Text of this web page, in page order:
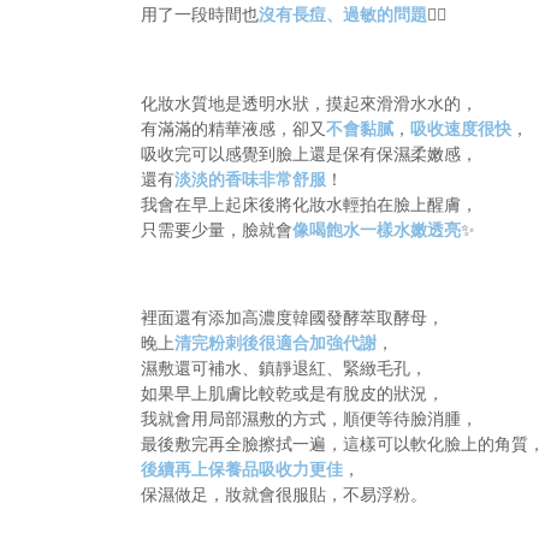
用了一段時間也沒有長痘、過敏的問題👍🏻
化妝水質地是透明水狀，摸起來滑滑水水的，
有滿滿的精華液感，卻又不會黏膩 ， 吸收速度很快 ，
吸收完可以感覺到臉上還是保有保濕柔嫩感，
還有淡淡的香味非常舒服 ！
我會在早上起床後將化妝水輕拍在臉上醒膚，
只需要少量，臉就會像喝飽水一樣水嫩透亮✨
裡面還有添加高濃度韓國發酵萃取酵母，
晚上清完粉刺後很適合加強代謝 ，
濕敷還可補水、鎮靜退紅、緊緻毛孔，
如果早上肌膚比較乾或是有脫皮的狀況，
我就會用局部濕敷的方式，順便等待臉消腫，
最後敷完再全臉擦拭一遍，這樣可以軟化臉上的角質
後續再上保養品吸收力更佳 ，
保濕做足，妝就會很服貼，不易浮粉。